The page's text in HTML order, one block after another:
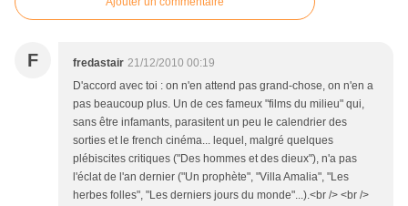
F fredastair 21/12/2010 00:19
D'accord avec toi : on n'en attend pas grand-chose, on n'en a
pas beaucoup plus. Un de ces fameux "films du milieu" qui,
sans être infamants, parasitent un peu le calendrier des
sorties et le french cinéma... lequel, malgré quelques
plébiscites critiques ("Des hommes et des dieux"), n'a pas
l'éclat de l'an dernier ("Un prophète", "Villa Amalia", "Les
herbes folles", "Les derniers jours du monde"...).<br /> <br />